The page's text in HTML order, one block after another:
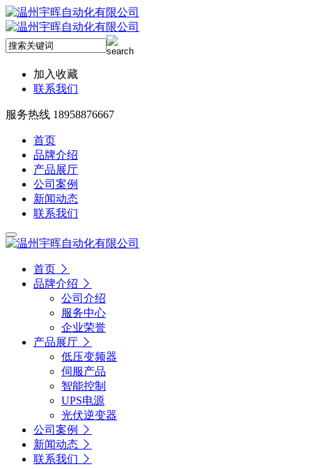
加入收藏
联系我们
服务热线 18958876667
首页
品牌介绍
产品展厅
公司案例
新闻动态
联系我们
首页
品牌介绍
公司介绍
服务中心
企业荣誉
产品展厅
低压变频器
伺服产品
智能控制
UPS电源
光伏逆变器
公司案例
新闻动态
联系我们